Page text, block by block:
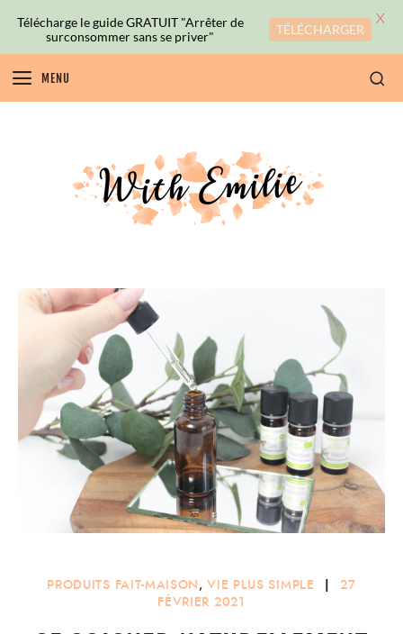
MENU
PRODUITS FAIT-MAISON,VIE PLUS SIMPLE |
27
FÉVRIER 2021
Télécharge le guide GRATUIT "Arrêter de
surconsommer sans se priver"
TÉLÉCHARGER
X